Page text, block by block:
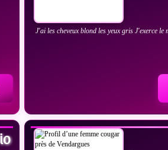
J'ai les cheveux blond les yeux gris J'exerce
io